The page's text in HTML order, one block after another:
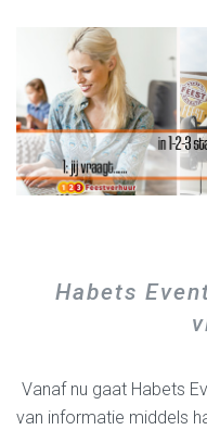
Habets
Vanaf nu gaat Habets
van informatie middels